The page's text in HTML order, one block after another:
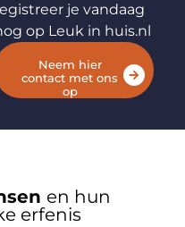
je vandaag
op Leuk in huis.nl
Neem hier
contact met ons
op
en hun
erfenis